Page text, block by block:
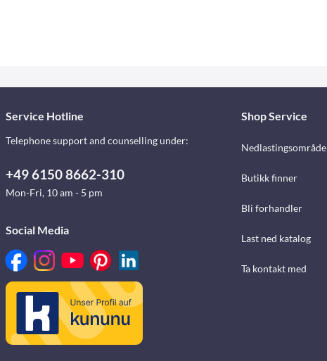
Service Hotline
Telephone support and counselling under:
+49 6150 8662-310
Mon-Fri, 10 am - 5 pm
Social Media
Shop Service
Nedlastingsområde
Butikk finner
Bli forhandler
Last ned katalog
Ta kontakt med